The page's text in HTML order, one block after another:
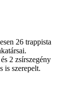
26 trappista
2 zsírszegény
is szerepelt.